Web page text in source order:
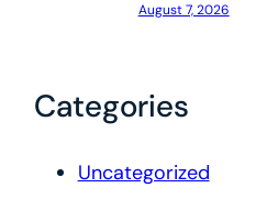
August 7, 2026
Categories
Uncategorized